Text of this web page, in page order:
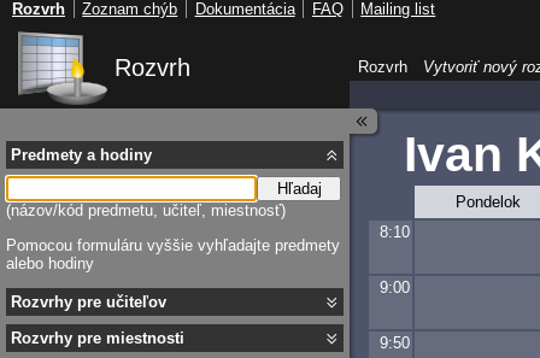
Rozvrh
Ivan
Pondelok
8:10
9:00
9:50
Predmety a hodiny
Hľadaj
(názov/kód predmetu, učiteľ, miestnosť)
Pomocou formuláru vyššie vyhľadajte predmety
alebo hodiny
Rozvrhy pre učiteľov
Rozvrhy pre miestnosti
Rozvrh Vytvoriť nový
Rozvrh Zoznam chýb Dokumentácia FAQ Mailing list